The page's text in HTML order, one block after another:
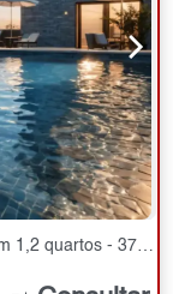
- 37 a 58 m²